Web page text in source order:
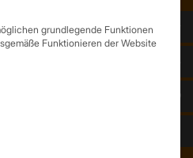
Gruppen, für die eine
grundlegende Funktionen
Funktionieren der Website